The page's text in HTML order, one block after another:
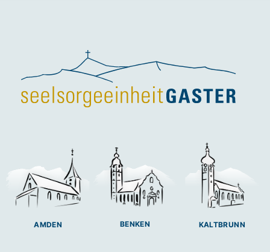
AMDEN BENKEN KALTBRUNN